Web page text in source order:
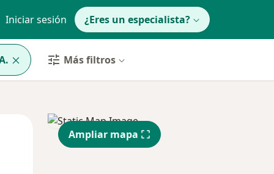
Iniciar sesión ¿Eres un especialista?
Más filtros
Mié
12 Ago
Jue
13 Ago
Ampliar mapa